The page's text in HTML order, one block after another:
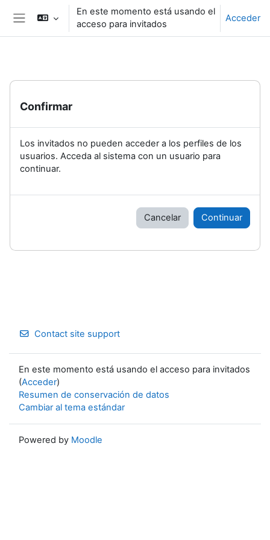
Saltar a contenido principal
Panel lateral
En este momento está usando el
acceso para invitados
Acceder
Confirmar
Los invitados no pueden acceder a los perfiles de los
usuarios. Acceda al sistema con un usuario para
continuar.
Cancelar Continuar
Contact site support
En este momento está usando el acceso para invitados
(Acceder)
Resumen de conservación de datos
Cambiar al tema estándar
Powered by Moodle